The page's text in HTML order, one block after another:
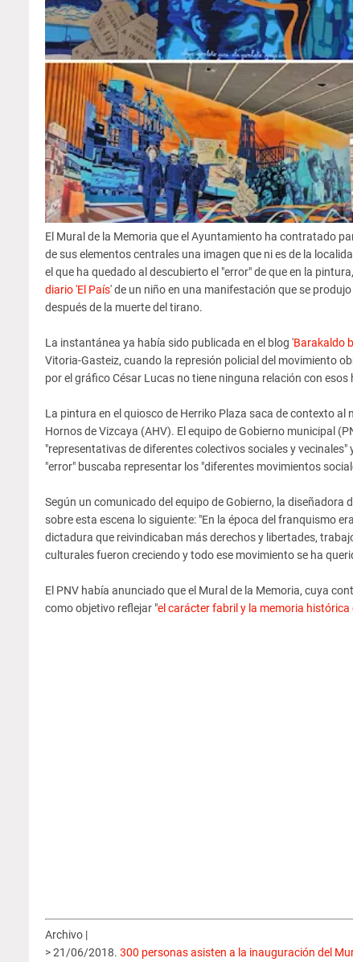
El Mural de la Memoria que el Ayuntamiento ha contratado
de sus elementos centrales una imagen que ni es de la
el que ha quedado al descubierto el "error" de que en la
diario 'El País' de un niño en una manifestación que se
después de la muerte del tirano.
La instantánea ya había sido publicada en el blog 'Barakaldo
Vitoria-Gasteiz, cuando la represión policial del movimiento
por el gráfico César Lucas no tiene ninguna relación con
La pintura en el quiosco de Herriko Plaza saca de contexto
Hornos de Vizcaya (AHV). El equipo de Gobierno municipal
"representativas de diferentes colectivos sociales y
"error" buscaba representar los "diferentes movimientos
Según un comunicado del equipo de Gobierno, la diseñadora
sobre esta escena lo siguiente: "En la época del franquismo
dictadura que reivindicaban más derechos y libertades,
culturales fueron creciendo y todo ese movimiento se ha
El PNV había anunciado que el Mural de la Memoria, cuya
como objetivo reflejar "el carácter fabril y la memoria histórica
Archivo |
> 21/06/2018. 300 personas asisten a la inauguración del